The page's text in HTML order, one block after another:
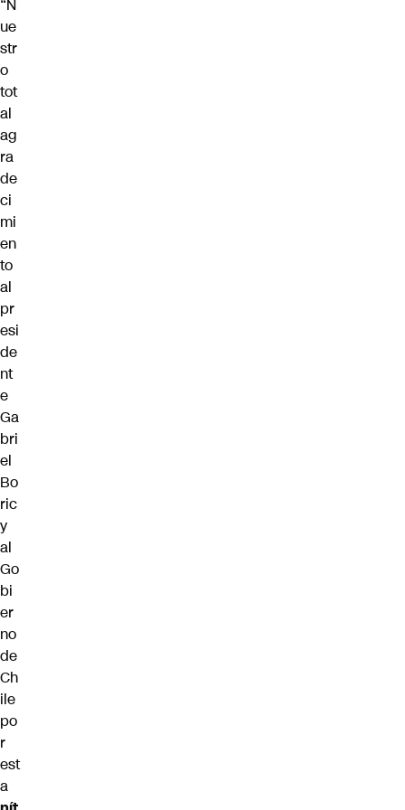
“N
ue
str
o
tot
al
ag
ra
de
ci
mi
en
to
al
pr
esi
de
nt
e
Ga
bri
el
Bo
ric
y
al
Go
bi
er
no
de
Ch
ile
po
r
est
a